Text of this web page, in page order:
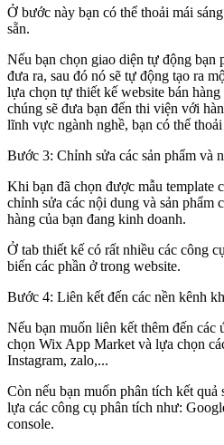
Ở bước này bạn có thể thoải mái
sẵn.
Nếu bạn chọn giao diện tự động bạn
đưa ra, sau đó nó sẽ tự động tạo ra
lựa chọn tự thiết kế website bán
chúng sẽ đưa bạn đến thi viện với
lĩnh vực ngành nghề, bạn có thể
Bước 3: Chỉnh sửa các sản phẩm và
Khi bạn đã chọn được mẫu template
chỉnh sửa các nội dung và sản phẩm
hàng của bạn đang kinh doanh.
Ở tab thiết kế có rất nhiều các công
biến các phần ở trong website.
Bước 4: Liên kết đến các nền kênh
Nếu bạn muốn liên kết thêm đến các
chọn Wix App Market và lựa chọn
Instagram, zalo,...
Còn nếu bạn muốn phân tích kết quả
lựa các công cụ phân tích như:
console.